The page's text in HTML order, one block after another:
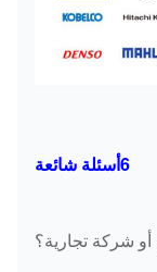
6أسئلة شائعة